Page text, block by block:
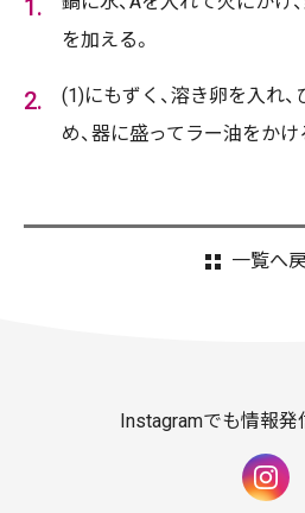
を加える。
(1)にもずく、溶き卵を入れ
め、器に盛ってラー油をかけ
一覧へ
Instagramでも情報